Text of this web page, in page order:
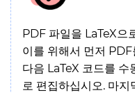
PDF 파일을 LaTeX으
이를 위해서 먼저
다음 LaTeX 코드를
로 편집하십시오. 마